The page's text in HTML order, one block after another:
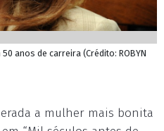
anos de carreira (Crédito: ROBYN
a mulher mais bonita